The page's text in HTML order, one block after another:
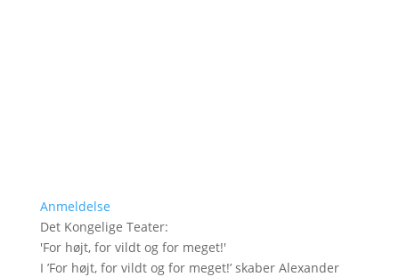
Anmeldelse
Det Kongelige Teater:
'For højt, for vildt og for meget!'
I ’For højt, for vildt og for meget!’ skaber Alexander